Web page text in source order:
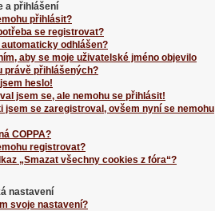
a přihlášení
přihlásit?
se registrovat?
automaticky odhlášen?
aby se moje uživatelské jméno objevilo
právě přihlášených?
heslo!
jsem se, ale nemohu se přihlásit!
jsem se zaregistroval, ovšem nyní se nemohu
COPPA?
registrovat?
„Smazat všechny cookies z fóra“?
nastavení
svoje nastavení?